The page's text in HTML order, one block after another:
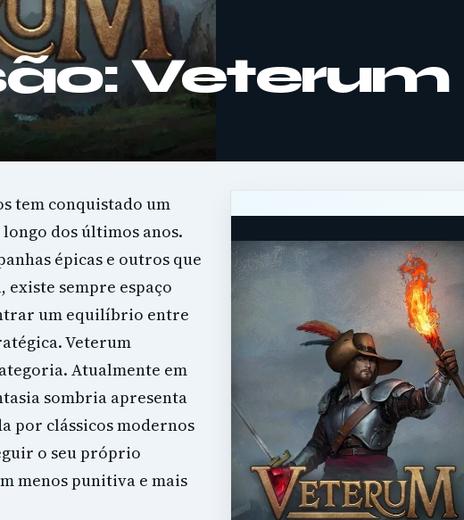
Veterum
tem conquistado um
dos últimos anos.
épicas e outros que
sempre espaço
um equilíbrio entre
Veterum
Atualmente em
sombria apresenta
por clássicos modernos
o seu próprio
menos punitiva e mais